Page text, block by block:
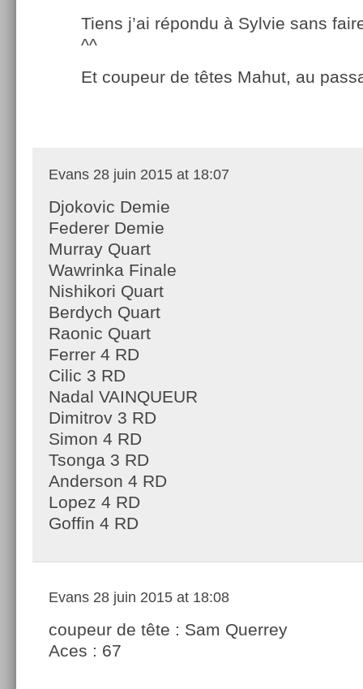
Tiens j’ai répondu à Sylvie sans
^^
Et coupeur de têtes Mahut, au
Evans 28 juin 2015 at 18:07
Djokovic Demie
Federer Demie
Murray Quart
Wawrinka Finale
Nishikori Quart
Berdych Quart
Raonic Quart
Ferrer 4 RD
Cilic 3 RD
Nadal VAINQUEUR
Dimitrov 3 RD
Simon 4 RD
Tsonga 3 RD
Anderson 4 RD
Lopez 4 RD
Goffin 4 RD
Evans 28 juin 2015 at 18:08
coupeur de tête : Sam Querrey
Aces : 67